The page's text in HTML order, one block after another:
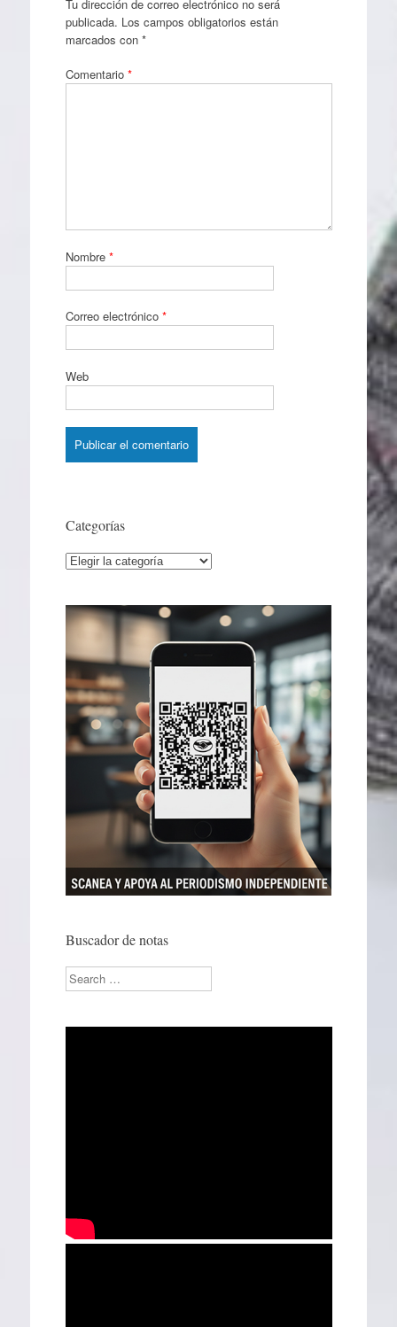
Tu dirección de correo electrónico no será
publicada. Los campos obligatorios están
marcados con *
Comentario *
Nombre *
Correo electrónico *
Web
Categorías
Categorías
Buscador de notas
Search